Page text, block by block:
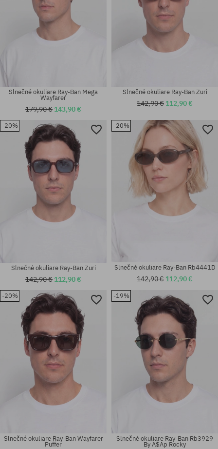
Dostupné veľkosti:
Dostupné veľkosti:
Dostupné veľkosti:
Slnečné okuliare Ray-Ban Mega
Wayfarer
179,90 € 143,90 €
Dostupné veľkosti:
Slnečné okuliare Ray-Ban Zuri
142,90 € 112,90 €
-20%
Slnečné okuliare Ray-Ban Zuri
142,90 € 112,90 €
-20%
Slnečné okuliare Ray-Ban Rb4441D
142,90 € 112,90 €
-20%
Slnečné okuliare Ray-Ban Wayfarer
Puffer
-19%
Slnečné okuliare Ray-Ban Rb3929
By A$Ap Rocky